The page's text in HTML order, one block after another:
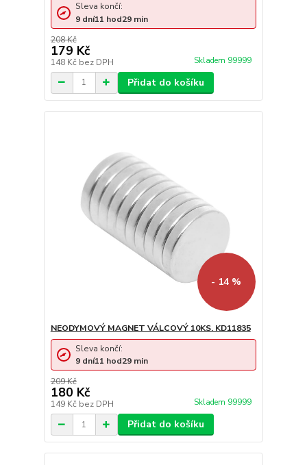
208 Kč
179 Kč
148 Kč bez DPH Skladem 99999
Sleva končí:
9 dní11 hod29 min
Přidat do košíku
- 14 %
NEODYMOVÝ MAGNET VÁLCOVÝ 10KS. KD11835
209 Kč
180 Kč
149 Kč bez DPH Skladem 99999
Sleva končí:
9 dní11 hod29 min
Přidat do košíku